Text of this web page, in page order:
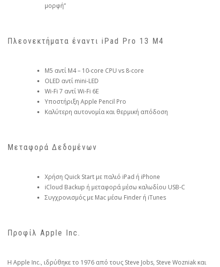
μορφή”
Πλεονεκτήματα έναντι iPad Pro 13 M4
M5 αντί M4 – 10-core CPU vs 8-core
OLED αντί mini-LED
Wi-Fi 7 αντί Wi-Fi 6E
Υποστήριξη Apple Pencil Pro
Καλύτερη αυτονομία και θερμική απόδοση
Μεταφορά Δεδομένων
Χρήση Quick Start με παλιό iPad ή iPhone
iCloud Backup ή μεταφορά μέσω καλωδίου USB-C
Συγχρονισμός με Mac μέσω Finder ή iTunes
Προφίλ Apple Inc.
Η Apple Inc., ιδρύθηκε το 1976 από τους Steve Jobs, Steve Wozniak και